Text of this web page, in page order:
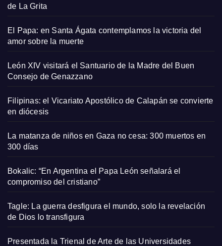
de La Grita
El Papa: en Santa Ágata contemplamos la victoria del
amor sobre la muerte
León XIV visitará el Santuario de la Madre del Buen
Consejo de Genazzano
Filipinas: el Vicariato Apostólico de Calapán se convierte
en diócesis
La matanza de niños en Gaza no cesa: 300 muertos en
300 días
Bokalic: “En Argentina el Papa León señalará el
compromiso del cristiano”
Tagle: La guerra desfigura el mundo, solo la revelación
de Dios lo transfigura
Presentada la Trienal de Arte de las Universidades